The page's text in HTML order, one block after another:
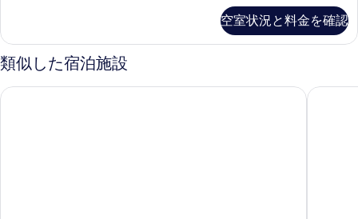
の
す
て
易
キ
ッ
キ
ッ
チ
ン
の
易
キ
ッ
易
ッ
ン
Kitchenette
の
す
べ
Bed
with
Sofa
bed,
Accessible,
空室状況と料金を確認
類似した宿泊施設
アレット ホテル ポツダム プラッツ スカン